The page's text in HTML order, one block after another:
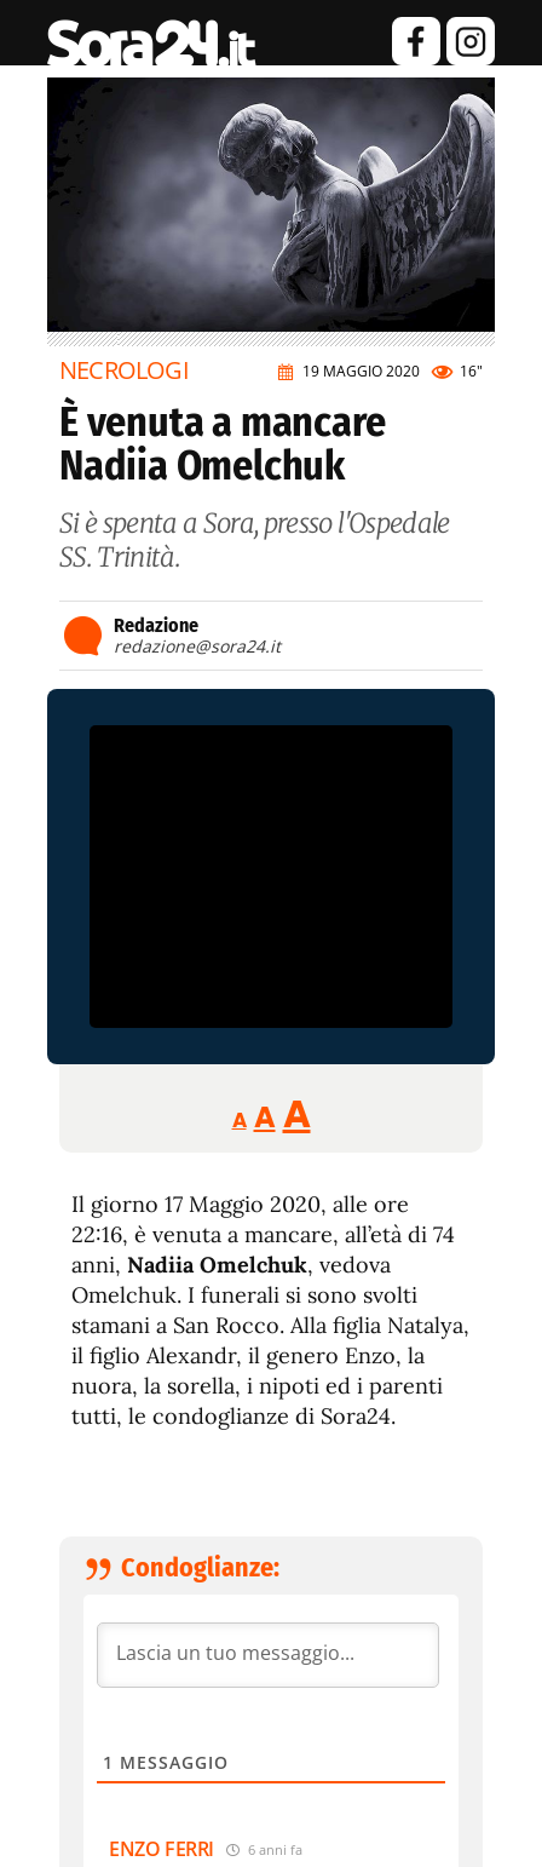
19 MAGGIO 2020 16"
NECROLOGI
È venuta a mancare
Nadiia Omelchuk
Si è spenta a Sora, presso l'Ospedale
SS. Trinità.
Redazione
redazione@sora24.it
A
Reducir
tamaño
A Restablecer
de
fuente
AAumentar
de
fuente.
Il giorno 17 Maggio 2020, alle ore
22:16, è venuta a mancare, all’età di 74
anni, Nadiia Omelchuk, vedova
Omelchuk. I funerali si sono svolti
stamani a San Rocco. Alla figlia Natalya,
il figlio Alexandr, il genero Enzo, la
nuora, la sorella, i nipoti ed i parenti
tutti, le condoglianze di Sora24.
Condoglianze:
1 MESSAGGIO
ENZO FERRI 6 anni fa